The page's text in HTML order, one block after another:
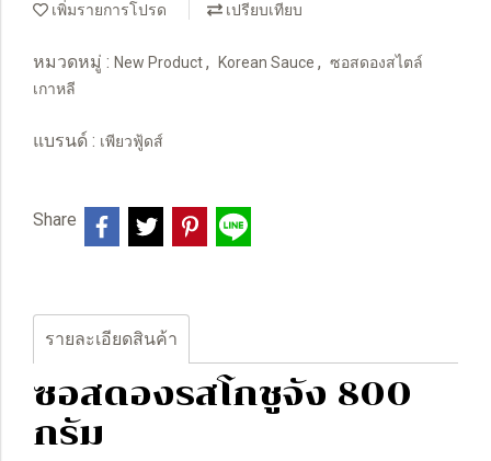
เพิ่มรายการโปรด เปรียบเทียบ
หมวดหมู่ : New Product, Korean Sauce , ซอสดองสไตล์
เกาหลี
แบรนด์ : เพียวฟู้ดส์
Share
รายละเอียดสินค้า
ซอสดองรสโกชูจัง 800
กรัม